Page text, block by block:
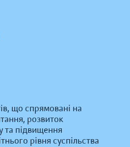
що спрямовані на
розвиток
та підвищення
рівня суспільства